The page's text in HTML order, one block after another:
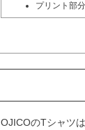
プリント部
OJICOのTシャツ